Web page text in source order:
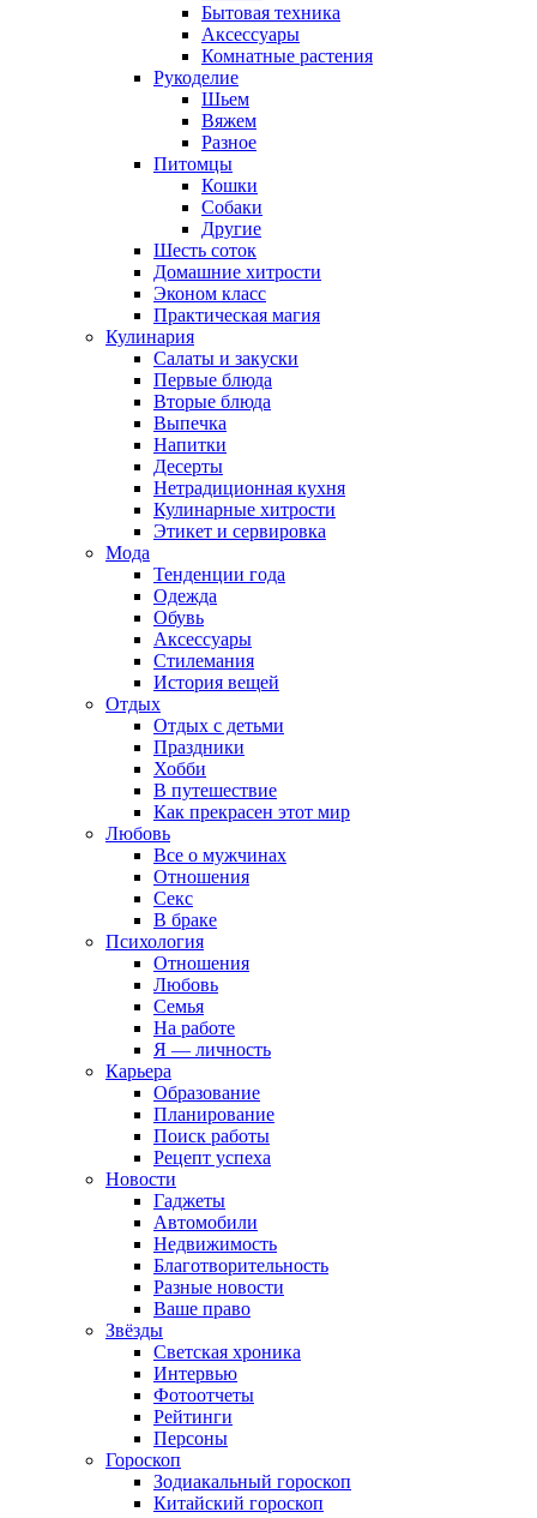
Бытовая техника
Аксессуары
Комнатные растения
Рукоделие
Шьем
Вяжем
Разное
Питомцы
Кошки
Собаки
Другие
Шесть соток
Домашние хитрости
Эконом класс
Практическая магия
Кулинария
Салаты и закуски
Первые блюда
Вторые блюда
Выпечка
Напитки
Десерты
Нетрадиционная кухня
Кулинарные хитрости
Этикет и сервировка
Мода
Тенденции года
Одежда
Обувь
Аксессуары
Стилемания
История вещей
Отдых
Отдых с детьми
Праздники
Хобби
В путешествие
Как прекрасен этот мир
Любовь
Все о мужчинах
Отношения
Секс
В браке
Психология
Отношения
Любовь
Семья
На работе
Я — личность
Карьера
Образование
Планирование
Поиск работы
Рецепт успеха
Новости
Гаджеты
Автомобили
Недвижимость
Благотворительность
Разные новости
Ваше право
Звёзды
Светская хроника
Интервью
Фотоотчеты
Рейтинги
Персоны
Гороскоп
Зодиакальный гороскоп
Китайский гороскоп